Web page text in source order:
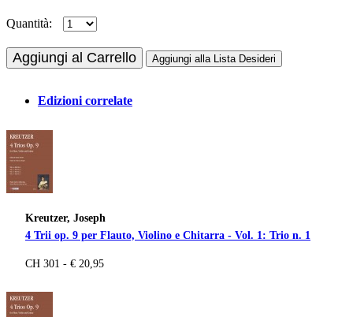
Quantità:
Aggiungi al Carrello Aggiungi alla Lista Desideri
Edizioni correlate
Kreutzer, Joseph
4 Trii op. 9 per Flauto, Violino e Chitarra - Vol. 1: Trio n. 1
CH 301 - € 20,95